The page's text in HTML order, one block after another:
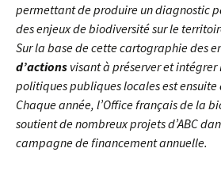
permettant de produire un diagnostic
des enjeux de biodiversité sur le
Sur la base de cette cartographie des
d’actions visant à préserver et
politiques publiques locales est
Chaque année, l’Office français de la
soutient de nombreux projets d’ABC
campagne de financement annuelle.